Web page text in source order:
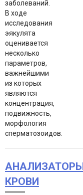
заболеваний.
В ходе
исследования
эякулята
оценивается
несколько
параметров,
важнейшими
из которых
являются
концентрация,
подвижность,
морфология
сперматозоидов.
КРОВИ